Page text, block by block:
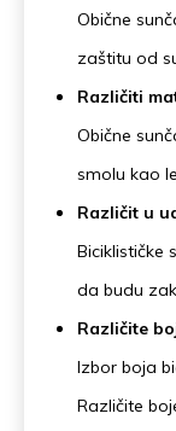
je zapravo
sunčanih
Obične
zaštitu od
biciklističke
od vjetra i
Različiti
Obične
smolu kao
koriste
oštetilo oči
Različit u
Biciklističke
da budu
omogućuje
Različite
Izbor boja
Različite